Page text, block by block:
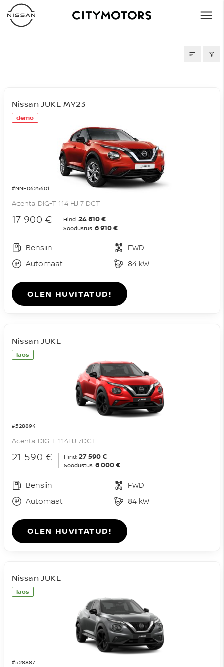
demo
#NNE0625601
Nissan JUKE MY23
Acenta DIG-T 114 HJ 7 DCT
17 900 € Hind: 24 810 €
Soodustus: 6 910 €
Bensiin
FWD
Automaat
84 kW
OLEN HUVITATUD!
laos
#528894
Nissan JUKE
Acenta DIG-T 114HJ 7DCT
21 590 € Hind: 27 590 €
Soodustus: 6 000 €
Bensiin
FWD
Automaat
84 kW
OLEN HUVITATUD!
laos
#528887
Nissan JUKE